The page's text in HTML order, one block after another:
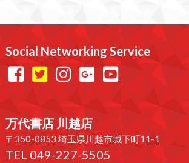
Social Networking Service
万代書店 川越店
〒350-0853 埼玉県川越市城下町11-1
TEL 049-227-5505